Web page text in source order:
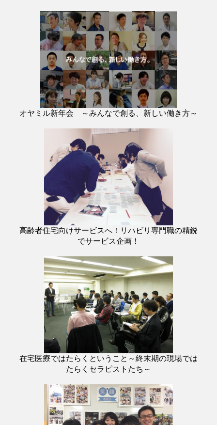
オヤミル新年会 ～みんなで創る、新しい働き方～
高齢者住宅向けサービスへ！リハビリ専門職の精鋭
でサービス企画！
在宅医療ではたらくということ～終末期の現場では
たらくセラピストたち～